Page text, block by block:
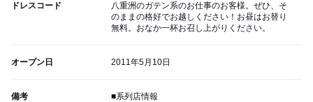
ドレスコード
八重洲のガテン系のお仕事のお客様。ぜひ、そ
のままの格好でお越しください！お昼はお替り
無料。おなか一杯お召し上がりください。
オープン日 2011年5月10日
備考 ■系列店情報